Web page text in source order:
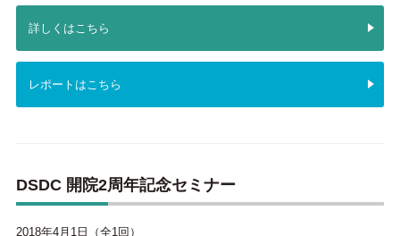
詳しくはこちら
レポートはこちら
DSDC 開院2周年記念セミナー
2018年4月1日（全1回）